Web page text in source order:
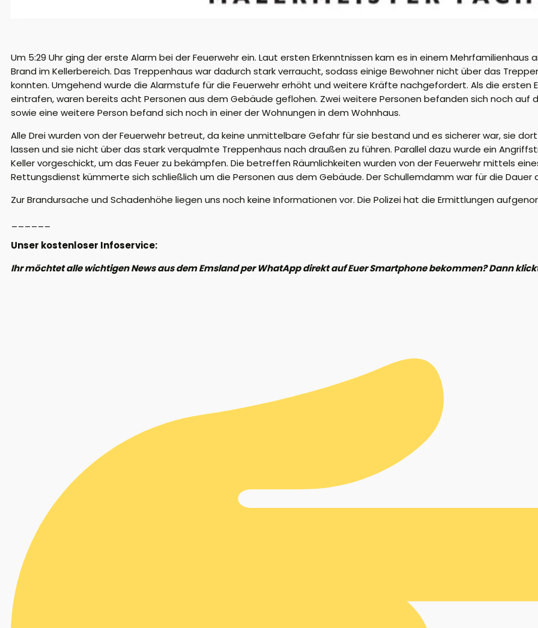
Um 5:29 Uhr ging der erste Alarm bei der Feuerwehr ein. Laut ersten Erkenntnissen kam es in einem Mehrfamilienhaus
Brand im Kellerbereich. Das Treppenhaus war dadurch stark verraucht, sodass einige Bewohner nicht über das
konnten. Umgehend wurde die Alarmstufe für die Feuerwehr erhöht und weitere Kräfte nachgefordert. Als die ersten
eintrafen, waren bereits acht Personen aus dem Gebäude geflohen. Zwei weitere Personen befanden sich noch auf
sowie eine weitere Person befand sich noch in einer der Wohnungen in dem Wohnhaus.
Alle Drei wurden von der Feuerwehr betreut, da keine unmittelbare Gefahr für sie bestand und es sicherer war, sie
lassen und sie nicht über das stark verqualmte Treppenhaus nach draußen zu führen. Parallel dazu wurde ein
Keller vorgeschickt, um das Feuer zu bekämpfen. Die betreffen Räumlichkeiten wurden von der Feuerwehr mittels
Rettungsdienst kümmerte sich schließlich um die Personen aus dem Gebäude. Der Schullemdamm war für die Dauer
Zur Brandursache und Schadenhöhe liegen uns noch keine Informationen vor. Die Polizei hat die Ermittlungen
Unser kostenloser Infoservice:
Ihr möchtet alle wichtigen News aus dem Emsland per WhatApp direkt auf Euer Smartphone bekommen? Dann